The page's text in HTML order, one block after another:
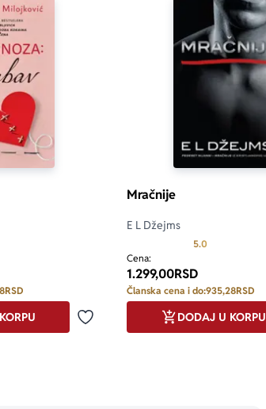
u levo
ocena je 4.8 od 5
RSD
Dodaj u omiljene
Mračnije
E L Džejms
5.0
Cena:
1.299,00RSD
Članska cena i do:935,28RSD
DODAJ U KORPU